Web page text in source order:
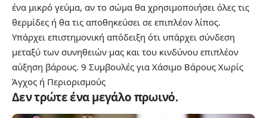
ένα μικρό γεύμα, αν το σώμα θα χρησιμοποιήσει όλες τις
θερμίδες ή θα τις αποθηκεύσει σε επιπλέον λίπος.
Υπάρχει επιστημονική απόδειξη ότι υπάρχει σύνδεση
μεταξύ των συνηθειών μας και του κινδύνου επιπλέον
αύξηση βάρους. 9 Συμβουλές για Χάσιμο Βάρους Χωρίς
Άγχος ή Περιορισμούς
Δεν τρώτε ένα μεγάλο πρωινό.